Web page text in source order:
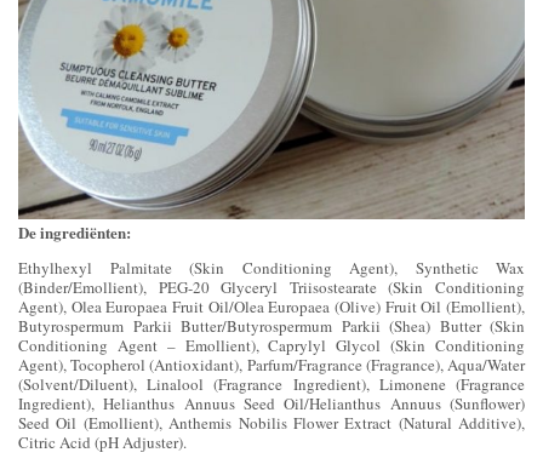
De ingrediënten:
Ethylhexyl Palmitate (Skin Conditioning Agent), Synthetic Wax
(Binder/Emollient), PEG-20 Glyceryl Triisostearate (Skin Conditioning
Agent), Olea Europaea Fruit Oil/Olea Europaea (Olive) Fruit Oil (Emollient),
Butyrospermum Parkii Butter/Butyrospermum Parkii (Shea) Butter (Skin
Conditioning Agent – Emollient), Caprylyl Glycol (Skin Conditioning
Agent), Tocopherol (Antioxidant), Parfum/Fragrance (Fragrance), Aqua/Water
(Solvent/Diluent), Linalool (Fragrance Ingredient), Limonene (Fragrance
Ingredient), Helianthus Annuus Seed Oil/Helianthus Annuus (Sunflower)
Seed Oil (Emollient), Anthemis Nobilis Flower Extract (Natural Additive),
Citric Acid (pH Adjuster).